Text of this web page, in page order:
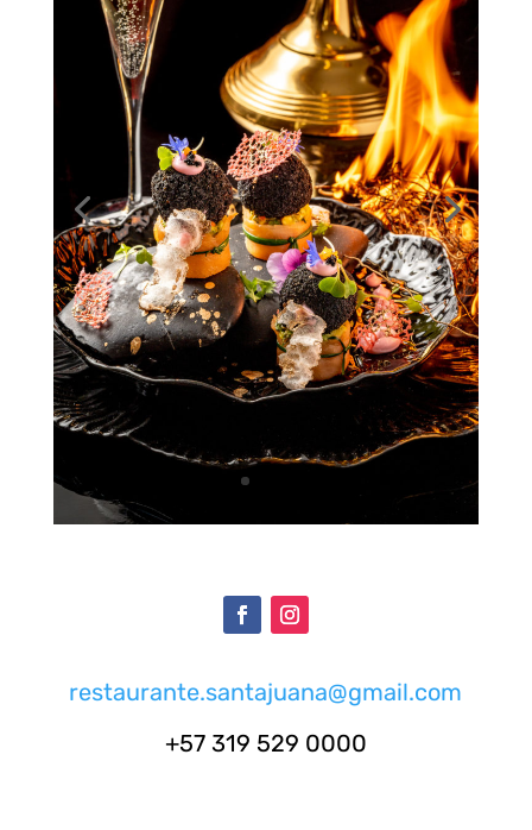
restaurante.santajuana@gmail.com
+57 319 529 0000